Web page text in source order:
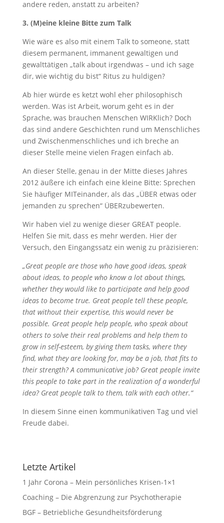
andere reden, anstatt zu arbeiten?
3. (M)eine kleine Bitte zum Talk
Wie wäre es also mit einem Talk to someone, statt
diesem permanent, immanent gewaltigen und
gewalttätigen „talk about irgendwas – und ich sage
dir, wie wichtig du bist“ Ritus zu huldigen?
Ab hier würde es ketzt wohl eher philosophisch
werden. Was ist Arbeit, worum geht es in der
Sprache, was brauchen Menschen WIRKlich? Doch
das sind andere Geschichten rund um Menschliches
und Zwischenmenschliches und ich breche an
dieser Stelle meine vielen Fragen einfach ab.
An dieser Stelle, genau in der Mitte dieses Jahres
2012 äußere ich einfach eine kleine Bitte: Sprechen
Sie häufiger MITeinander, als das „ÜBER etwas oder
jemanden zu sprechen“ ÜBERzubewerten.
Wir haben viel zu wenige dieser GREAT people.
Helfen Sie mit, dass es mehr werden. Hier der
Versuch, den Eingangssatz ein wenig zu präzisieren:
„Great people are those who have good ideas, speak
about ideas, to people who know a lot about things,
whether they would like to participate and help good
ideas to become true. Great people tell these people,
that without their expertise, this would never be
possible. Great people help people, who speak about
others to solve their real problems and help them to
grow in self-esteem, by giving them tasks, where they
find, what they are looking for, may be a job, that fits to
their strength? A communicative job? Great people invite
this people to take part in the realization of a wonderful
idea? Great people talk to them, talk with each other.“
In diesem Sinne einen kommunikativen Tag und viel
Freude dabei.
Letzte Artikel
1 Jahr Corona – Mein persönliches Krisen-1×1
Coaching – Die Abgrenzung zur Psychotherapie
BGF – Betriebliche Gesundheitsförderung